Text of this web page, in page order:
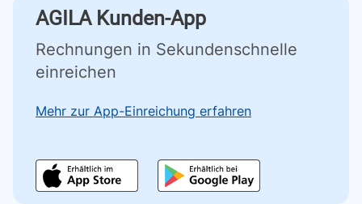
AGILA Kunden-App
Rechnungen in Sekundenschnelle
einreichen
Mehr zur App-Einreichung erfahren